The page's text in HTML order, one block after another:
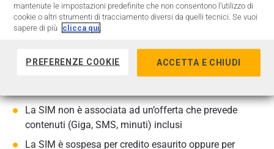
servizio dovrai attendere che venga effettuato almeno
un addebito ordinario del costo mensile previsto
dall’offerta;
Hai in corso una richiesta di cambio offerta
La SIM è stata bloccata per frode o per
La SIM non è associata ad un’offerta che prevede
contenuti (Giga, SMS, minuti) inclusi
La SIM è sospesa per credito esaurito oppure per
mantenute le impostazioni predefinite che non consentono l’utilizzo di
cookie o altri strumenti di tracciamento diversi da quelli tecnici. Se vuoi
sapere di più clicca qui
PREFERENZE COOKIE ACCETTA E CHIUDI